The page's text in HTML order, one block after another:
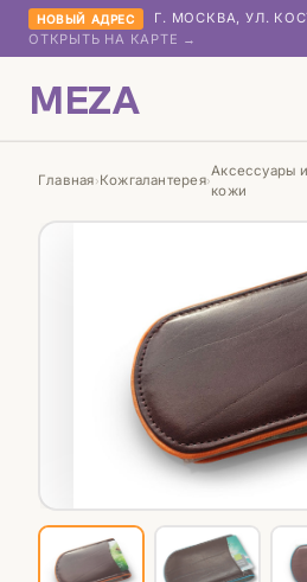
НОВЫЙ АДРЕС Г. МОСКВА, УЛ.
ОТКРЫТЬ НА КАРТЕ →
MEZA
Главная›Кожгалантерея›
Аксессуары
кожи